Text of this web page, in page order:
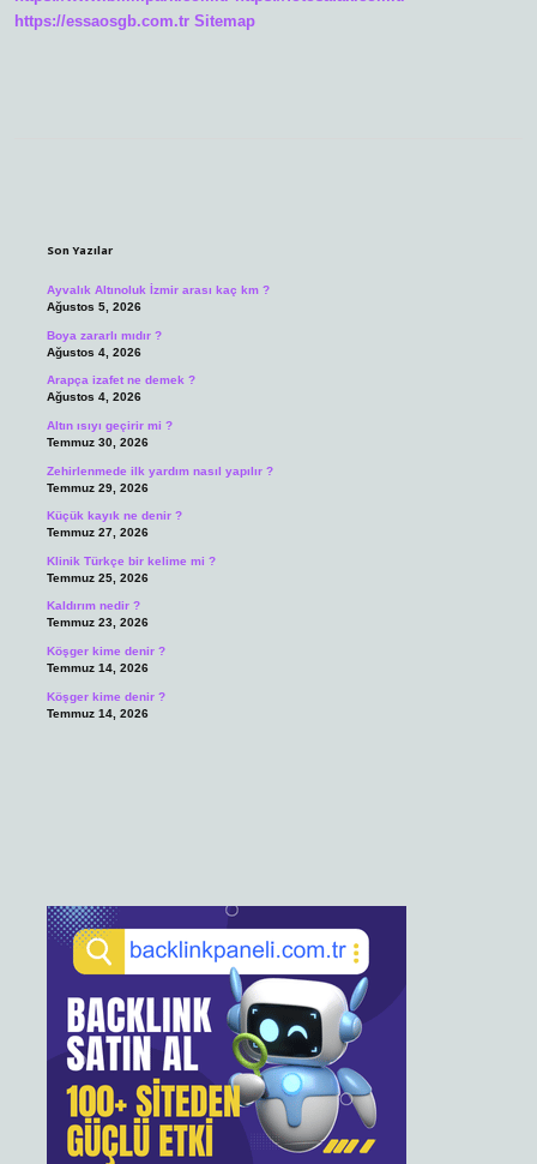
https://essaosgb.com.tr Sitemap
Son Yazılar
Ayvalık Altınoluk İzmir arası kaç km ?
Ağustos 5, 2026
Boya zararlı mıdır ?
Ağustos 4, 2026
Arapça izafet ne demek ?
Ağustos 4, 2026
Altın ısıyı geçirir mi ?
Temmuz 30, 2026
Zehirlenmede ilk yardım nasıl yapılır ?
Temmuz 29, 2026
Küçük kayık ne denir ?
Temmuz 27, 2026
Klinik Türkçe bir kelime mi ?
Temmuz 25, 2026
Kaldırım nedir ?
Temmuz 23, 2026
Köşger kime denir ?
Temmuz 14, 2026
Köşger kime denir ?
Temmuz 14, 2026